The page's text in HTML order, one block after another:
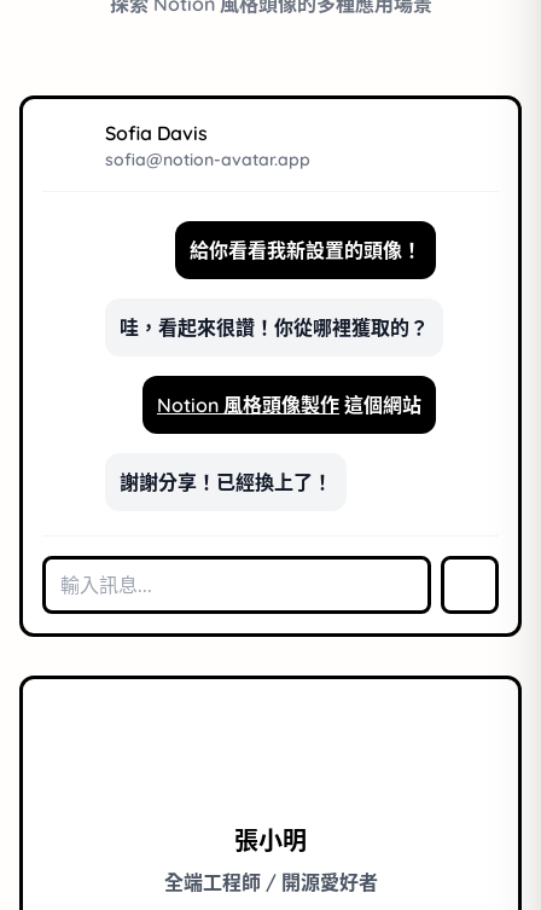
Sofia Davis
sofia@notion-avatar.app
給你看看我新設置的頭像！
哇，看起來很讚！你從哪裡獲取的？
Notion 風格頭像製作 這個網站
謝謝分享！已經換上了！
張小明
全端工程師 / 開源愛好者